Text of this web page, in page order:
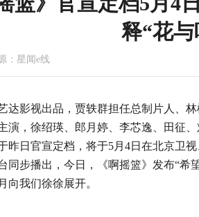
释“花与
：星闻e线
达影视出品，贾轶群担任总制片人、
演，徐绍瑛、郎月婷、李芯逸、田征
昨日官宣定档， 将于5月4日在北京卫
同步播出， 今日， 《啊摇篮》发布“希
向我们徐徐展开。